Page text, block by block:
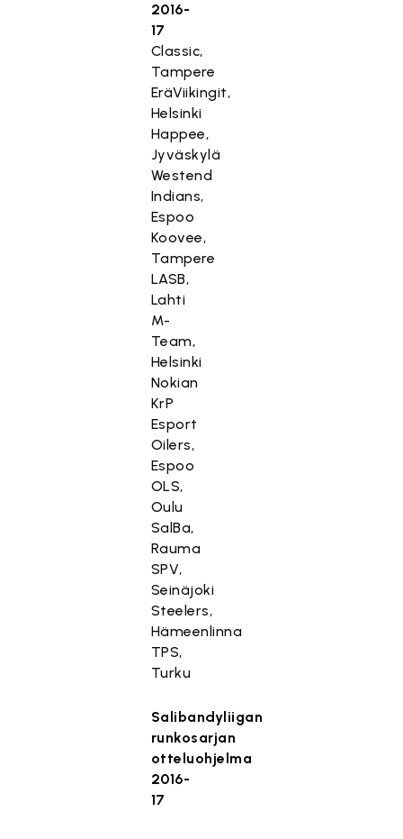
2016-
17
Classic,
Tampere
EräViikingit,
Helsinki
Happee,
Jyväskylä
Westend
Indians,
Espoo
Koovee,
Tampere
LASB,
Lahti
M-
Team,
Helsinki
Nokian
KrP
Esport
Oilers,
Espoo
OLS,
Oulu
SalBa,
Rauma
SPV,
Seinäjoki
Steelers,
Hämeenlinna
TPS,
Turku
Salibandyliigan
runkosarjan
otteluohjelma
2016-
17